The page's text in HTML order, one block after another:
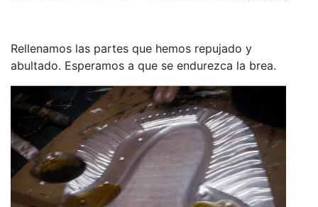
Rellenamos las partes que hemos repujado y
abultado. Esperamos a que se endurezca la brea.